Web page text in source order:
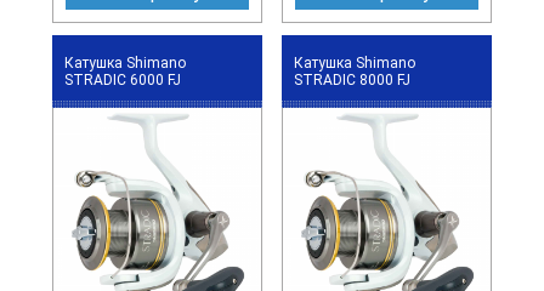
Катушка Shimano
STRADIC 6000 FJ
Катушка Shimano
STRADIC 8000 FJ